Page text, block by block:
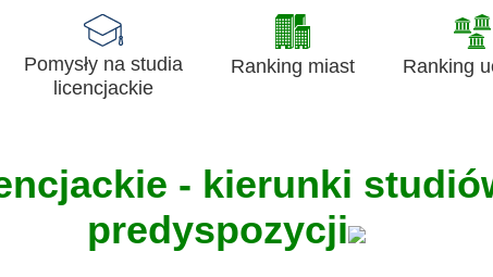
Pomysły na studia
licencjackie
Ranking miast Ranking
- kierunki
predyspozycji